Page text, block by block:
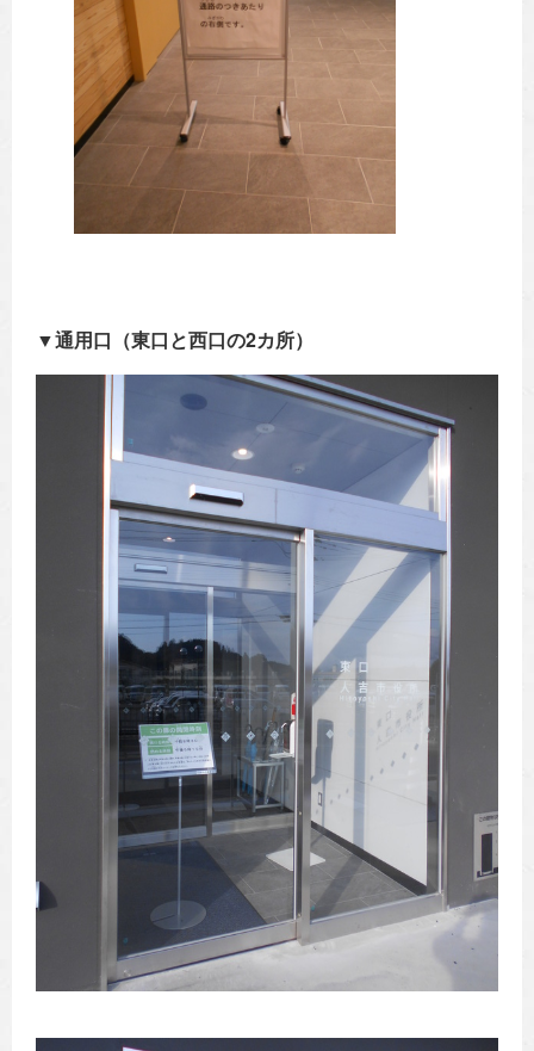
▼通用口（東口と西口の2カ所）